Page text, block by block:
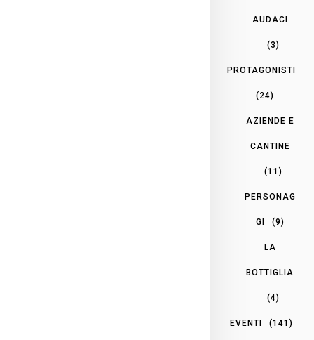
AUDACI
(3)
PROTAGONISTI
(24)
AZIENDE E
CANTINE
(11)
PERSONAG
GI (9)
LA
BOTTIGLIA
(4)
EVENTI (141)